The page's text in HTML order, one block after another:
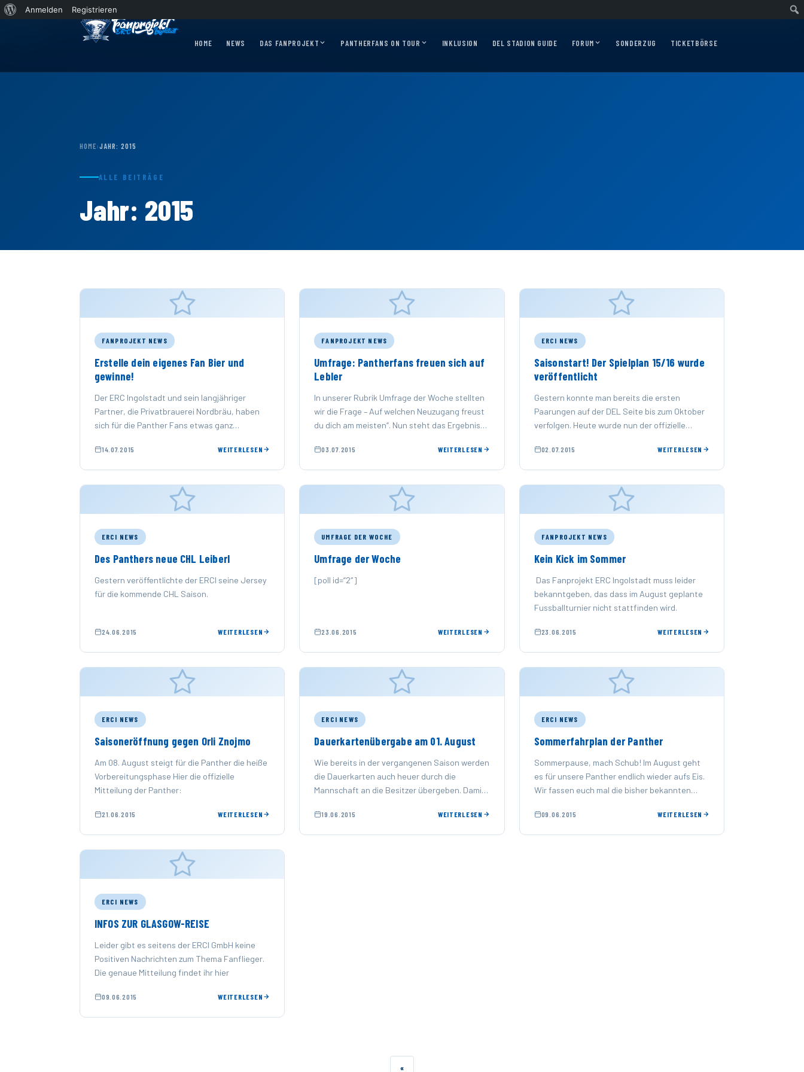
Über
Anmelden Registrieren
HOME NEWS DAS FANPROJEKT PANTHERFANS ON TOUR INKLUSION DEL STADION GUIDE FORUM SONDERZUG TICKETBÖRSE
Express 2026/2027 rollt nach Krefeld! Wohin rollt der Panther Express 2026/27?
HOME›JAHR: 2015
ALLE BEITRÄGE
Jahr: 2015
FANPROJEKT NEWS
Erstelle dein eigenes Fan Bier und
gewinne!
Der ERC Ingolstadt und sein langjähriger
Partner, die Privatbrauerei Nordbräu, haben
sich für die Panther Fans etwas ganz
lassen. …
14.07.2015 WEITERLESEN
FANPROJEKT NEWS
Umfrage: Pantherfans freuen sich auf
Lebler
In unserer Rubrik Umfrage der Woche stellten
wir die Frage – Auf welchen Neuzugang freust
du dich am meisten“. Nun steht das Ergebniss
03.07.2015 WEITERLESEN
ERCI NEWS
Saisonstart! Der Spielplan 15/16 wurde
veröffentlicht
Gestern konnte man bereits die ersten
Paarungen auf der DEL Seite bis zum Oktober
verfolgen. Heute wurde nun der offizielle
02.07.2015 WEITERLESEN
ERCI NEWS
Des Panthers neue CHL Leiberl
Gestern veröffentlichte der ERCI seine Jersey
für die kommende CHL Saison.
24.06.2015 WEITERLESEN
UMFRAGE DER WOCHE
Umfrage der Woche
[poll id=“2″]
23.06.2015 WEITERLESEN
FANPROJEKT NEWS
Kein Kick im Sommer
Das Fanprojekt ERC Ingolstadt muss leider
bekanntgeben, das dass im August geplante
Fussballturnier nicht stattfinden wird.
23.06.2015 WEITERLESEN
ERCI NEWS
Saisoneröffnung gegen Orli Znojmo
Am 08. August steigt für die Panther die heiße
Vorbereitungsphase Hier die offizielle
Mitteilung der Panther:
21.06.2015 WEITERLESEN
ERCI NEWS
Dauerkartenübergabe am 01. August
Wie bereits in der vergangenen Saison werden
die Dauerkarten auch heuer durch die
Mannschaft an die Besitzer übergeben. Damit
Möglichkeit, …
19.06.2015 WEITERLESEN
ERCI NEWS
Sommerfahrplan der Panther
Sommerpause, mach Schub! Im August geht
es für unsere Panther endlich wieder aufs Eis.
Wir fassen euch mal die bisher bekannten
09.06.2015 WEITERLESEN
ERCI NEWS
INFOS ZUR GLASGOW-REISE
Leider gibt es seitens der ERCI GmbH keine
Positiven Nachrichten zum Thema Fanflieger.
Die genaue Mitteilung findet ihr hier
09.06.2015 WEITERLESEN
«